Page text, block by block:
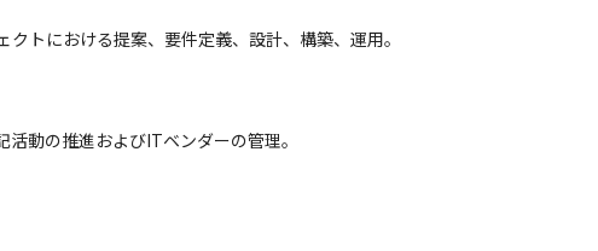
クトにおける提案、要件定義、設計、構築、運用。
動の推進およびITベンダーの管理。